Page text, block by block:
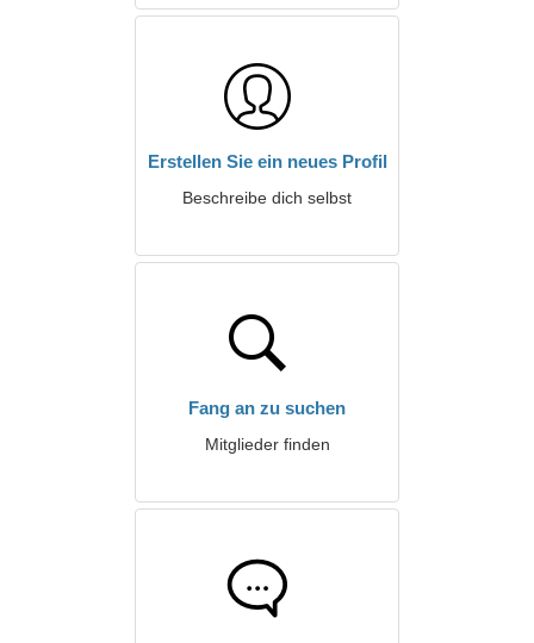
Erstellen Sie ein neues Profil
Beschreibe dich selbst
Fang an zu suchen
Mitglieder finden